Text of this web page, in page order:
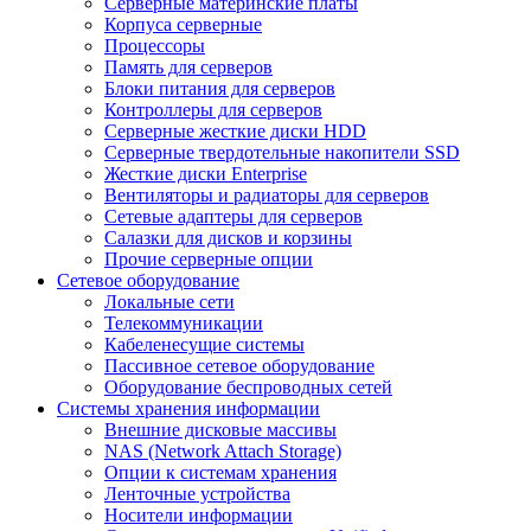
Корпуса серверные
Процессоры
Память для серверов
Блоки питания для серверов
Контроллеры для серверов
Серверные жесткие диски HDD
Серверные твердотельные накопители SSD
Жесткие диски Enterprise
Вентиляторы и радиаторы для серверов
Сетевые адаптеры для серверов
Салазки для дисков и корзины
Прочие серверные опции
Сетевое оборудование
Локальные сети
Телекоммуникации
Кабеленесущие системы
Пассивное сетевое оборудование
Оборудование беспроводных сетей
Системы хранения информации
Внешние дисковые массивы
NAS (Network Attach Storage)
Опции к системам хранения
Ленточные устройства
Носители информации